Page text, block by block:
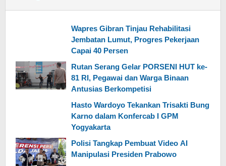
Wapres Gibran Tinjau Rehabilitasi
Jembatan Lumut, Progres Pekerjaan
Capai 40 Persen
Rutan Serang Gelar PORSENI HUT ke-
81 RI, Pegawai dan Warga Binaan
Antusias Berkompetisi
Hasto Wardoyo Tekankan Trisakti Bung
Karno dalam Konfercab I GPM
Yogyakarta
Polisi Tangkap Pembuat Video AI
Manipulasi Presiden Prabowo